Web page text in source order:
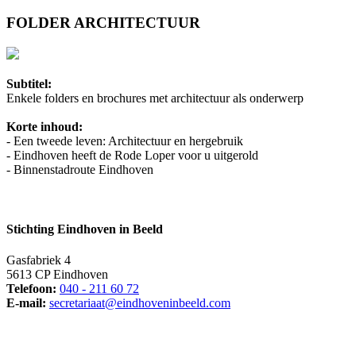
FOLDER ARCHITECTUUR
Subtitel:
Enkele folders en brochures met architectuur als onderwerp
Korte inhoud:
- Een tweede leven: Architectuur en hergebruik
- Eindhoven heeft de Rode Loper voor u uitgerold
- Binnenstadroute Eindhoven
Stichting Eindhoven in Beeld
Gasfabriek 4
5613 CP Eindhoven
Telefoon: 040 - 211 60 72
E-mail: secretariaat@eindhoveninbeeld.com